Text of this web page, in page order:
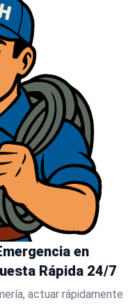
en
Rápida 24/7
actuar rápidamente